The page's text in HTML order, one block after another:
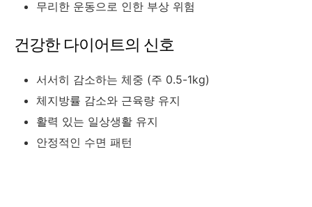
무리한 운동으로 인한 부상 위험
건강한 다이어트의 신호
서서히 감소하는 체중 (주 0.5-1kg)
체지방률 감소와 근육량 유지
활력 있는 일상생활 유지
안정적인 수면 패턴